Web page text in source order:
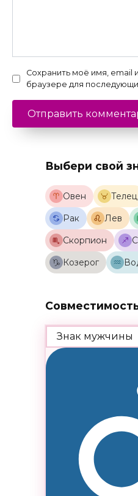
Сохранить моё имя, email
браузере для
Выбери свой
Овен Телец
Рак
Лев
Скорпион
Козерог